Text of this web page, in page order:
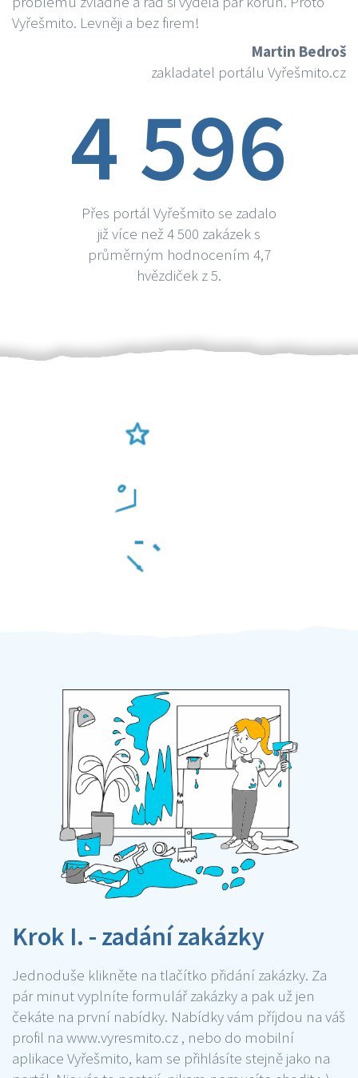
Vyřešmito. Levněji a bez firem!
Martin Bedroš
zakladatel portálu Vyřešmito.cz
4 596
Přes portál Vyřešmito se zadalo
již více než 4 500 zakázek s
průměrným hodnocením 4,7
hvězdiček z 5.
Krok I. - zadání zakázky
Jednoduše klikněte na tlačítko přidání zakázky. Za
pár minut vyplníte formulář zakázky a pak už jen
čekáte na první nabídky. Nabídky vám příjdou na váš
profil na www.vyresmito.cz , nebo do mobilní
aplikace Vyřešmito, kam se přihlásíte stejně jako na